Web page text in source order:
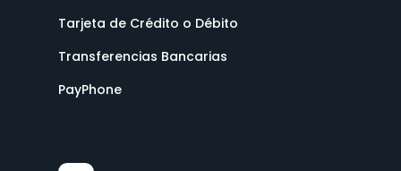
Tarjeta de Crédito o Débito
Transferencias Bancarias
PayPhone